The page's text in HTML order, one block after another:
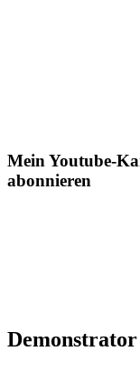
Mein Youtube-
abonnieren